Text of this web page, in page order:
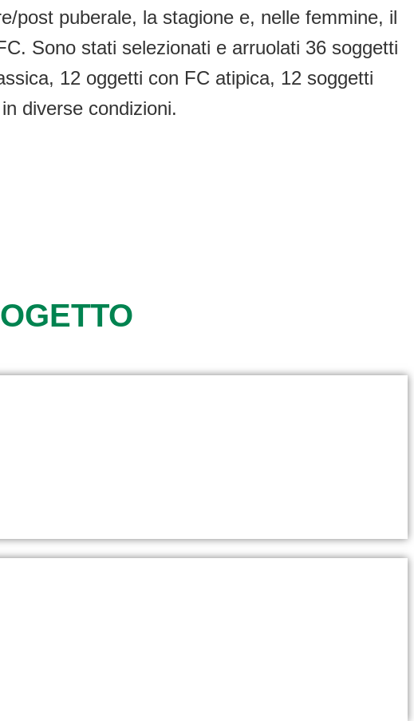
post puberale, la stagione e, nelle femmine, il
Sono stati selezionati e arruolati 36 soggetti
12 oggetti con FC atipica, 12 soggetti
diverse condizioni.